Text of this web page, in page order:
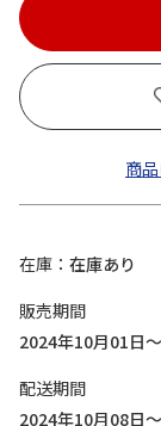
商
在庫
在庫あり
販売期間
2024年10月01日
配送期間
2024年10月08日